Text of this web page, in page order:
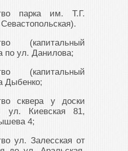
парка им. Т.Г.
(капитальный
по ул. Данилова;
(капитальный
Дыбенко;
сквера у доски
ул. Киевская 81,
4;
ул. Залесская от